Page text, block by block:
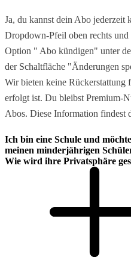
Ja, du kannst dein Abo jederzeit
Dropdown-Pfeil oben rechts
Option " Abo kündigen" unter
der Schaltfläche "Änderungen
Wir bieten keine Rückerstattung
erfolgt ist. Du bleibst Premium-
Abos. Diese Information findest
Ich bin eine Schule und
meinen minderjährigen
Wie wird ihre Privatsphäre